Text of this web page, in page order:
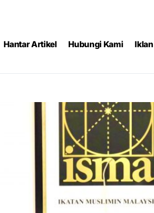
Hantar Artikel Hubungi Kami Iklan